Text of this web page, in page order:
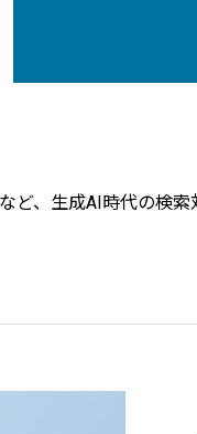
ど、生成AI時代の検索